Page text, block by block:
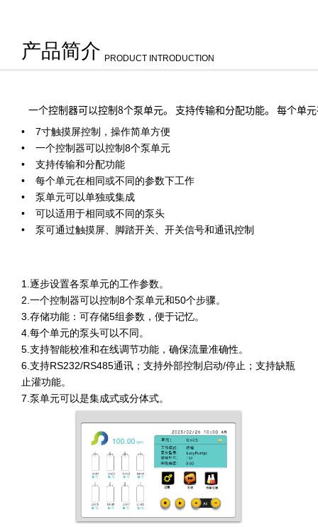
产品简介 PRODUCT INTRODUCTION
一个控制器可以控制8个泵单元。 支持传输和分配功能。 每个单
7寸触摸屏控制，操作简单方便
一个控制器可以控制8个泵单元
支持传输和分配功能
每个单元在相同或不同的参数下工作
泵单元可以单独或集成
可以适用于相同或不同的泵头
泵可通过触摸屏、脚踏开关、开关信号和通讯控制
​1.逐步设置各泵单元的工作参数。​​
​2.一个控制器可以控制8个泵单元和50个步骤。​​
​3.存储功能：可存储5组参数，便于记忆。​​
​4.每个单元的泵头可以不同。​​
​5.支持智能校准和在线调节功能，确保流量准确性。​​
​6.支持RS232/RS485通讯；支持外部控制启动/停止；支持缺瓶
止灌功能。​​
​7.泵单元可以是集成式或分体式。​